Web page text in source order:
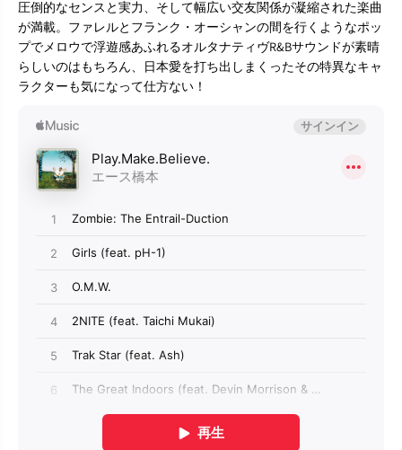
圧倒的なセンスと実力、そして幅広い交友関係が凝縮された楽曲
が満載。ファレルとフランク・オーシャンの間を行くようなポッ
プでメロウで浮遊感あふれるオルタナティヴR&Bサウンドが素晴
らしいのはもちろん、日本愛を打ち出しまくったその特異なキャ
ラクターも気になって仕方ない！